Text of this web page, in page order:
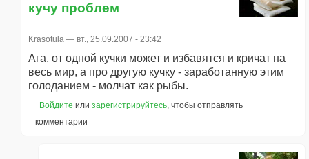
кучу проблем
Krasotula — вт., 25.09.2007 - 23:42
Ага, от одной кучки может и избавятся и кричат на
весь мир, а про другую кучку - заработанную этим
голоданием - молчат как рыбы.
Войдите или зарегистрируйтесь , чтобы отправлять
комментарии